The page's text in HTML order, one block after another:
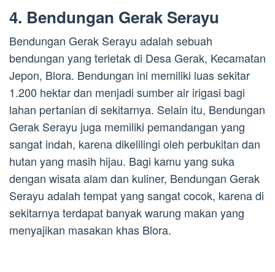
4. Bendungan Gerak Serayu
Bendungan Gerak Serayu adalah sebuah
bendungan yang terletak di Desa Gerak, Kecamatan
Jepon, Blora. Bendungan ini memiliki luas sekitar
1.200 hektar dan menjadi sumber air irigasi bagi
lahan pertanian di sekitarnya. Selain itu, Bendungan
Gerak Serayu juga memiliki pemandangan yang
sangat indah, karena dikelilingi oleh perbukitan dan
hutan yang masih hijau. Bagi kamu yang suka
dengan wisata alam dan kuliner, Bendungan Gerak
Serayu adalah tempat yang sangat cocok, karena di
sekitarnya terdapat banyak warung makan yang
menyajikan masakan khas Blora.